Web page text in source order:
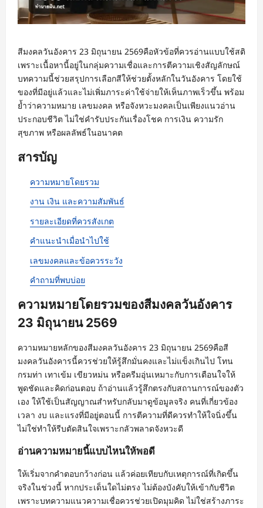
สีมงคลวันอังคาร 23 มิถุนายน 2569คือหัวข้อที่ควรอ่านแบบใช้สติ
เพราะเนื้อหานี้อยู่ในกลุ่มความเชื่อและการตีความเชิงสัญลักษณ์
บทความนี้ช่วยสรุปการเลือกสีให้ช่วยตั้งหลักในวันอังคาร โดยใช้
ของที่มีอยู่แล้วและไม่เพิ่มภาระค่าใช้จ่ายให้เห็นภาพเร็วขึ้น พร้อม
ย้ำว่าความหมาย เลขมงคล หรือจังหวะมงคลเป็นเพียงแนวอ่าน
ประกอบชีวิต ไม่ใช่คำรับประกันเรื่องโชค การเงิน ความรัก
สุขภาพ หรือผลลัพธ์ในอนาคต
สารบัญ
ความหมายโดยรวม
งาน เงิน และความสัมพันธ์
รายละเอียดที่ควรสังเกต
คำแนะนำเมื่อนำไปใช้
เลขมงคลและข้อควรระวัง
คำถามที่พบบ่อย
ความหมายโดยรวมของสีมงคลวันอังคาร
23 มิถุนายน 2569
ความหมายหลักของสีมงคลวันอังคาร 23 มิถุนายน 2569คือสี
มงคลวันอังคารนี้ควรช่วยให้รู้สึกมั่นคงและไม่แข็งเกินไป โทน
กรมท่า เทาเข้ม เขียวหม่น หรือครีมอุ่นเหมาะกับการเตือนใจให้
พูดชัดและคิดก่อนตอบ ถ้าอ่านแล้วรู้สึกตรงกับสถานการณ์ของตัว
เอง ให้ใช้เป็นสัญญาณสำหรับกลับมาดูข้อมูลจริง คนที่เกี่ยวข้อง
เวลา งบ และแรงที่มีอยู่ตอนนี้ การตีความที่ดีควรทำให้ใจนิ่งขึ้น
ไม่ใช่ทำให้รีบตัดสินใจเพราะกลัวพลาดจังหวะดี
อ่านความหมายนี้แบบไหนให้พอดี
ให้เริ่มจากคำตอบกว้างก่อน แล้วค่อยเทียบกับเหตุการณ์ที่เกิดขึ้น
จริงในช่วงนี้ หากประเด็นใดไม่ตรง ไม่ต้องบังคับให้เข้ากับชีวิต
เพราะบทความแนวความเชื่อควรช่วยเปิดมุมคิด ไม่ใช่สร้างภาระ